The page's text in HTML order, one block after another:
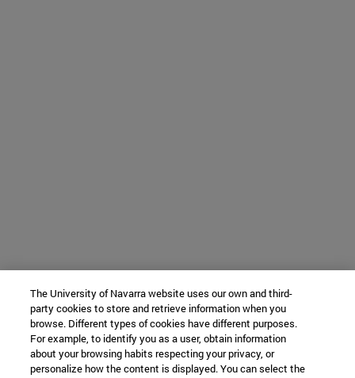
The University of Navarra website uses our own and third-
party cookies to store and retrieve information when you
browse. Different types of cookies have different purposes.
For example, to identify you as a user, obtain information
about your browsing habits respecting your privacy, or
personalize how the content is displayed. You can select the